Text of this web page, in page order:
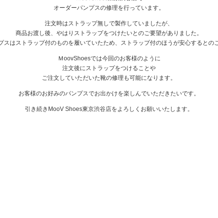
オーダーパンプスの修理を行っています。
注文時はストラップ無しで製作していましたが、
商品お渡し後、やはりストラップをつけたいとのご要望がありました。
スはストラップ付のものを履いていたため、ストラップ付のほうが安心するとの
ＭoovShoesでは今回のお客様のように
注文後にストラップをつけることや
ご注文していただいた靴の修理も可能になります。
お客様のお好みのパンプスでお出かけを楽しんでいただきたいです。
引き続きMooV Shoes東京渋谷店をよろしくお願いいたします。